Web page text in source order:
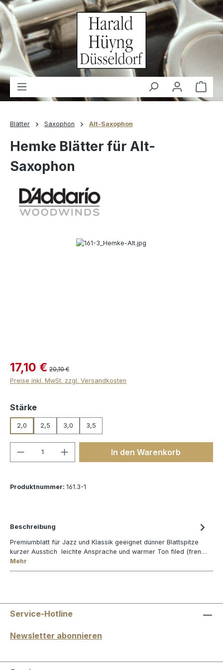
springen
Blätter Saxophon Alt-Saxophon
Hemke Blätter für Alt-
Saxophon
Bildergalerie überspringen
17,10 € 20,10 €
Preise inkl. MwSt. zzgl. Versandkosten
Stärkeauswählen
2,0 2,5 3,0 3,5
Produkt Anzahl: Gib denIn den Warenkorb
Produktnummer: 161.3-1
Beschreibung
Premiumblatt für Jazz und Klassik geeignet dünner Blattspitze
kurzer Ausstich leichte Ansprache und warmer Ton filed (fren…
Mehr
Service-Hotline
Newsletter abonnieren